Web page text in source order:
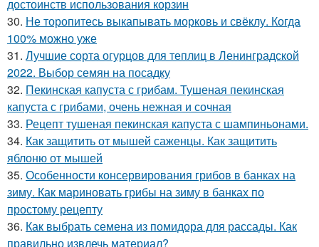
достоинств использования корзин
30. Не торопитесь выкапывать морковь и свёклу. Когда
100% можно уже
31. Лучшие сорта огурцов для теплиц в Ленинградской
2022. Выбор семян на посадку
32. Пекинская капуста с грибам. Тушеная пекинская
капуста с грибами, очень нежная и сочная
33. Рецепт тушеная пекинская капуста с шампиньонами.
34. Как защитить от мышей саженцы. Как защитить
яблоню от мышей
35. Особенности консервирования грибов в банках на
зиму. Как мариновать грибы на зиму в банках по
простому рецепту
36. Как выбрать семена из помидора для рассады. Как
правильно извлечь материал?